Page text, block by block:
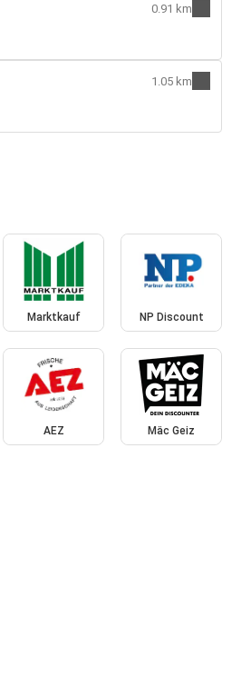
0.91 km
1.05 km
Marktkauf NP Discount
AEZ Mäc Geiz